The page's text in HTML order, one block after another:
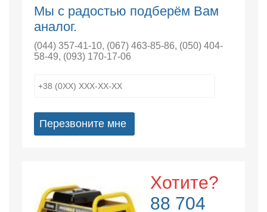
Мы с радостью подберём Вам
аналог.
(044) 357-41-10, (067) 463-85-86, (050) 404-
58-49, (093) 170-17-06
Перезвоните мне
Хотите?
88 704